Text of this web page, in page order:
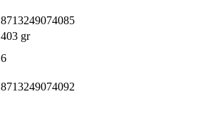
8713249074085
403 gr
6
8713249074092